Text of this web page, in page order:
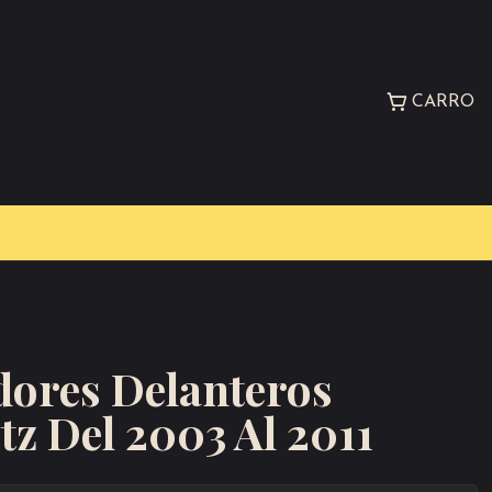
CARRO
Delanteros
Del 2003 Al 2011